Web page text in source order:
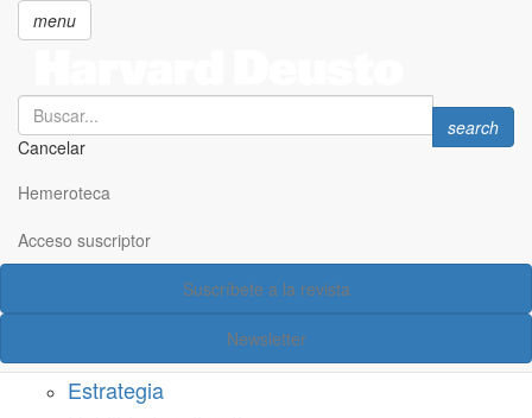
principal
menu
Search
Cancelar
Search
search
Hemeroteca
Acceso suscriptor
Suscríbete a la revista
Newsletter
Acceso suscriptor
Estrategia